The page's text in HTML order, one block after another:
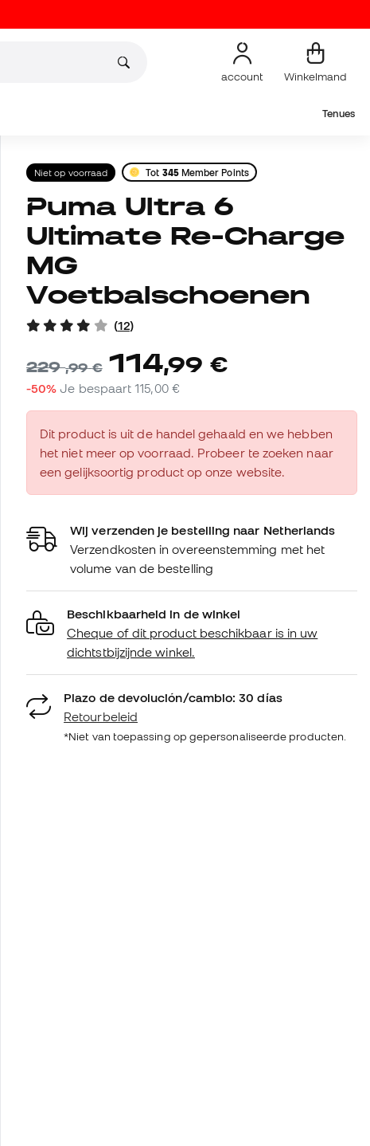
account Winkelmand
Tenues
Niet op voorraad Tot 345Member Points
Puma Ultra 6
Ultimate Re-Charge
MG
Voetbalschoenen
(12)
229,99 € 114,99 €
-50% Je bespaart115,00 €
Dit product is uit de handel gehaald en we hebben
het niet meer op voorraad. Probeer te zoeken naar
een gelijksoortig product op onze website.
Wij verzenden je bestelling naar Netherlands
Verzendkosten in overeenstemming met het
volume van de bestelling
Beschikbaarheid in de winkel
Cheque of dit product beschikbaar is in uw
dichtstbijzijnde winkel.
Plazo de devolución/cambio: 30 días
Retourbeleid
*Niet van toepassing op gepersonaliseerde producten.